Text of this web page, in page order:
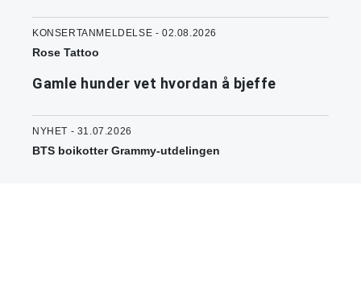
KONSERTANMELDELSE - 02.08.2026
Rose Tattoo
Gamle hunder vet hvordan å bjeffe
NYHET - 31.07.2026
BTS boikotter Grammy-utdelingen